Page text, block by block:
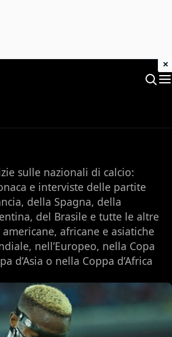
sulle nazionali di calcio:
e interviste delle partite
della Spagna, della
del Brasile e tutte le altre
africane e asiatiche
nell’Europeo, nella Copa
d’Asia o nella Coppa d’Africa
×